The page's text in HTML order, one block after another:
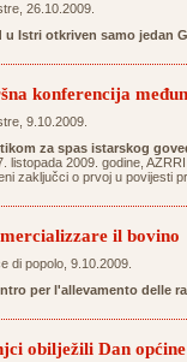
26.10.2009.
u Istri otkriven samo jedan
konferencija
9.10.2009.
za spas istarskog
listopada 2009. godine,
zaključci o prvoj u povijesti
il bovino
di popolo, 9.10.2009.
per l'allevamento delle
obilježili Dan općine